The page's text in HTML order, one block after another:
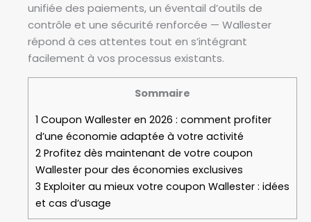
unifiée des paiements, un éventail d’outils de
contrôle et une sécurité renforcée — Wallester
répond à ces attentes tout en s’intégrant
facilement à vos processus existants.
Sommaire
1 Coupon Wallester en 2026 : comment profiter
d’une économie adaptée à votre activité
2 Profitez dès maintenant de votre coupon
Wallester pour des économies exclusives
3 Exploiter au mieux votre coupon Wallester : idées
et cas d’usage